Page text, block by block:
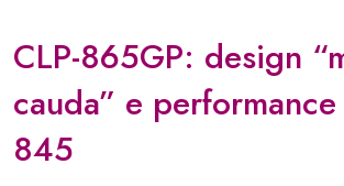
CLP-865GP: design
cauda” e
845